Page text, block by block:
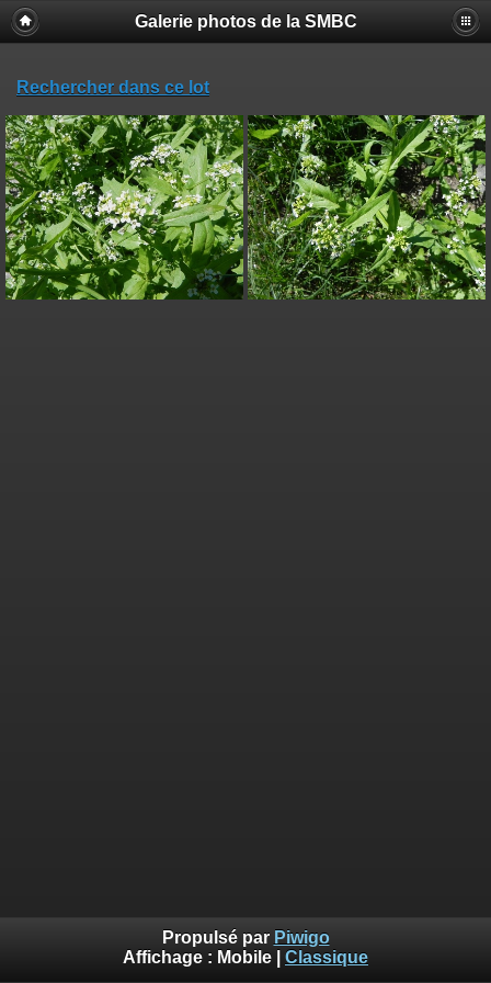
Galerie photos de la SMBC
Rechercher dans ce lot
Propulsé par Piwigo
Affichage : Mobile Classique